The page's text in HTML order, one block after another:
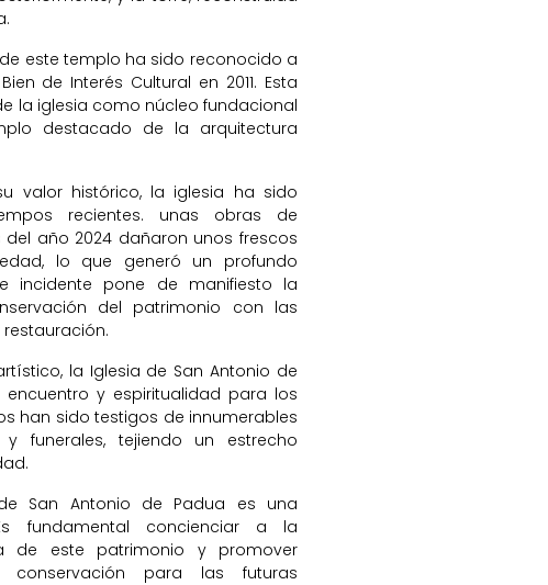
este templo ha sido reconocido a
de Interés Cultural en 2011. Esta
la iglesia como núcleo fundacional
destacado de la arquitectura
valor histórico, la iglesia ha sido
recientes. unas obras de
año 2024 dañaron unos frescos
lo que generó un profundo
incidente pone de manifiesto la
del patrimonio con las
la Iglesia de San Antonio de
y espiritualidad para los
han sido testigos de innumerables
y funerales, tejiendo un estrecho
San Antonio de Padua es una
fundamental concienciar a la
de este patrimonio y promover
para las futuras